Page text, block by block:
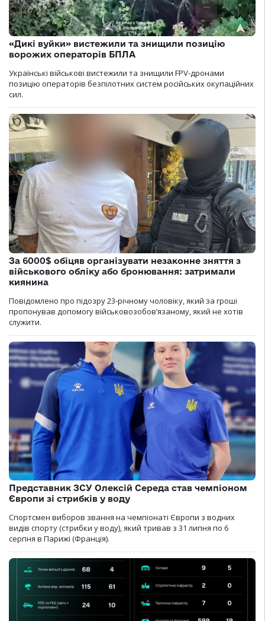
«Дикі вуйки» вистежили та знищили позицію
ворожих операторів БПЛА
Українські військові вистежили та знищили FPV-дронами
позицію операторів безпілотних систем російських окупаційних
сил.
За 6000$ обіцяв організувати незаконне зняття з
військового обліку або бронювання: затримали
киянина
Повідомлено про підозру 23-річному чоловіку, який за гроші
пропонував допомогу військовозобов’язаному, який не хотів
служити.
Представник ЗСУ Олексій Середа став чемпіоном
Європи зі стрибків у воду
Спортсмен виборов звання на чемпіонаті Європи з водних
видів спорту (стрибки у воду), який тривав з 31 липня по 6
серпня в Парижі (Франція).